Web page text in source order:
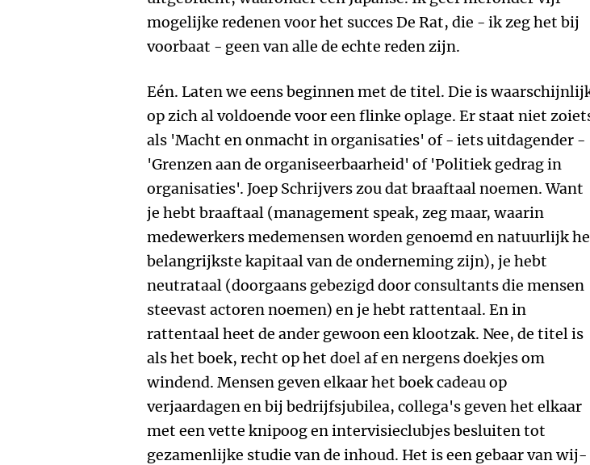
mogelijke redenen voor het succes De Rat, die - ik zeg het bij
voorbaat - geen van alle de echte reden zijn.
Eén. Laten we eens beginnen met de titel. Die is
op zich al voldoende voor een flinke oplage. Er staat niet
als 'Macht en onmacht in organisaties' of - iets uitdagender -
'Grenzen aan de organiseerbaarheid' of 'Politiek gedrag in
organisaties'. Joep Schrijvers zou dat braaftaal noemen. Want
je hebt braaftaal (management speak, zeg maar, waarin
medewerkers medemensen worden genoemd en natuurlijk
belangrijkste kapitaal van de onderneming zijn), je hebt
neutrataal (doorgaans gebezigd door consultants die mensen
steevast actoren noemen) en je hebt rattentaal. En in
rattentaal heet de ander gewoon een klootzak. Nee, de titel is
als het boek, recht op het doel af en nergens doekjes om
windend. Mensen geven elkaar het boek cadeau op
verjaardagen en bij bedrijfsjubilea, collega's geven het elkaar
met een vette knipoog en intervisieclubjes besluiten tot
gezamenlijke studie van de inhoud. Het is een gebaar van wij-